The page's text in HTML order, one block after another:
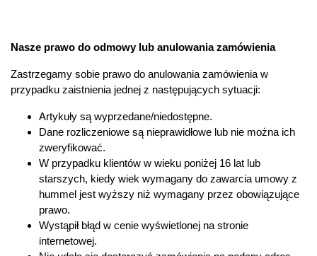
Nasze prawo do odmowy lub anulowania zamówienia
Zastrzegamy sobie prawo do anulowania zamówienia w
przypadku zaistnienia jednej z następujących sytuacji:
Artykuły są wyprzedane/niedostępne.
Dane rozliczeniowe są nieprawidłowe lub nie można ich
zweryfikować.
W przypadku klientów w wieku poniżej 16 lat lub
starszych, kiedy wiek wymagany do zawarcia umowy z
hummel jest wyższy niż wymagany przez obowiązujące
prawo.
Wystąpił błąd w cenie wyświetlonej na stronie
internetowej.